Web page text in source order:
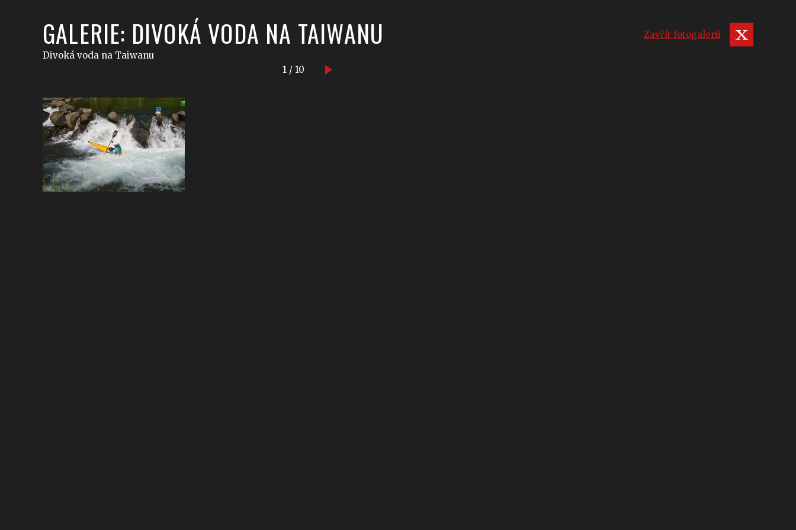
GALERIE: DIVOKÁ VODA NA TAIWANU
Divoká voda na Taiwanu
1 / 10
Zavřít fotogalerii